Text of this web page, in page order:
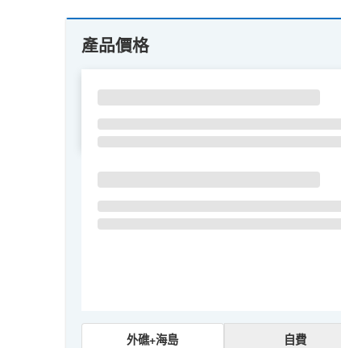
產品價格
SU MO TU
外礁+海島 自費